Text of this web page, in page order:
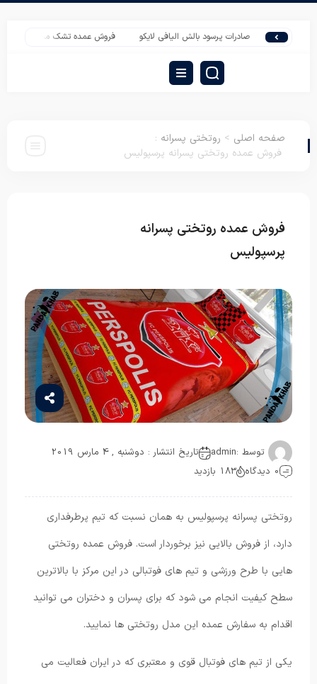
صادرات پرسود بالش الیافی لایکو فروش عمده تشک مسافرتی ویژه همکاران
صفحه اصلی > روتختی پسرانه :
فروش عمده روتختی پسرانه پرسپولیس
فروش عمده روتختی پسرانه
پرسپولیس
توسط :admin
تاریخ انتشار : دوشنبه , 4 مارس 2019
0 دیدگاه
183 بازدید
روتختی پسرانه پرسپولیس به همان نسبت که تیم پرطرفداری
دارد، از فروش بالایی نیز برخوردار است. فروش عمده روتختی
هایی با طرح ورزشی و تیم های فوتبالی در این مرکز با بالاترین
سطح کیفیت انجام می شود که برای پسران و دختران می توانید
اقدام به سفارش عمده این مدل روتختی ها نمایید.
یکی از تیم های فوتبال قوی و معتبری که در ایران فعالیت می